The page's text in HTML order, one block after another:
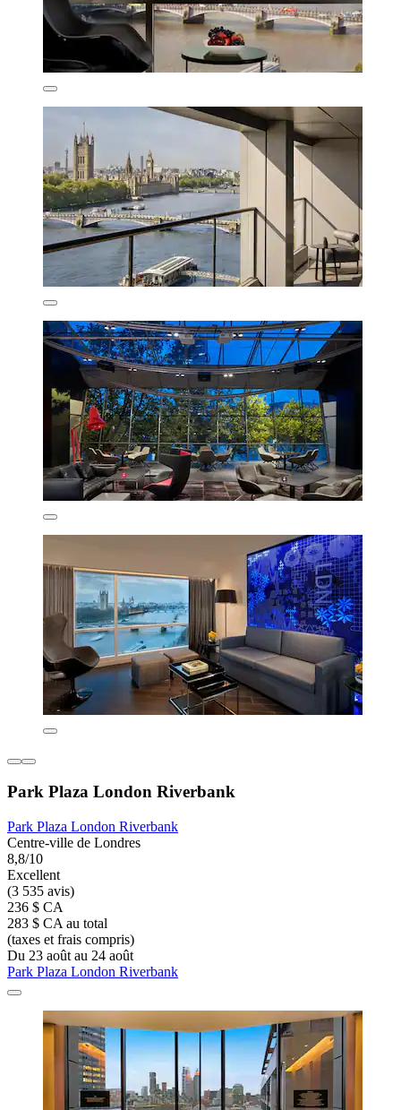
Park Plaza London Riverbank
Park Plaza London Riverbank
Centre-ville de Londres
8,8/10
Excellent
(3 535 avis)
236 $ CA
283 $ CA au total
(taxes et frais compris)
Du 23 août au 24 août
Park Plaza London Riverbank